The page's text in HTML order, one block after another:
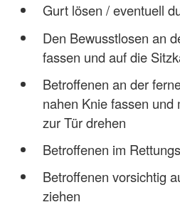
Gurt lösen / eventuell
Den Bewusstlosen an
fassen und auf die
Betroffenen an der
nahen Knie fassen und
zur Tür drehen
Betroffenen im
Betroffenen vorsichtig
ziehen